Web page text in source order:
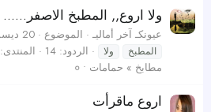
ولا اروع,, المطبخ الاصفر......
عيونكـ آخر أماليـ الموضوع 20 ديسمبر 2010
المطبخ
ولا الردود: 14 المنتدى:
مطابخ » حمامات • ०
اروع ماقرأت